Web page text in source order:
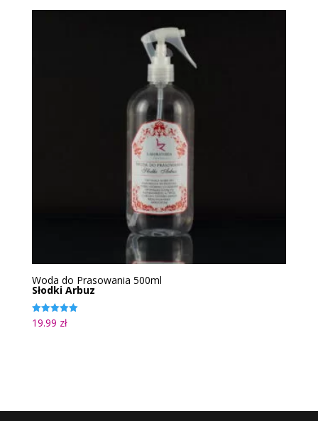
Woda do Prasowania 500ml
Słodki Arbuz
Oceniono
5.00
19.99 zł